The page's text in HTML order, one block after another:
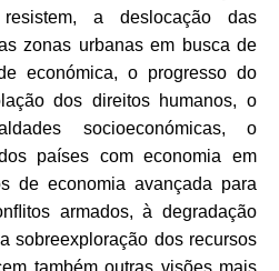
a deslocação das
zonas urbanas em busca de
económica, o progresso do
dos direitos humanos, o
socioeconómicas, o
países com economia em
de economia avançada para
armados, à degradação
sobreexploração dos recursos
também outras visões mais